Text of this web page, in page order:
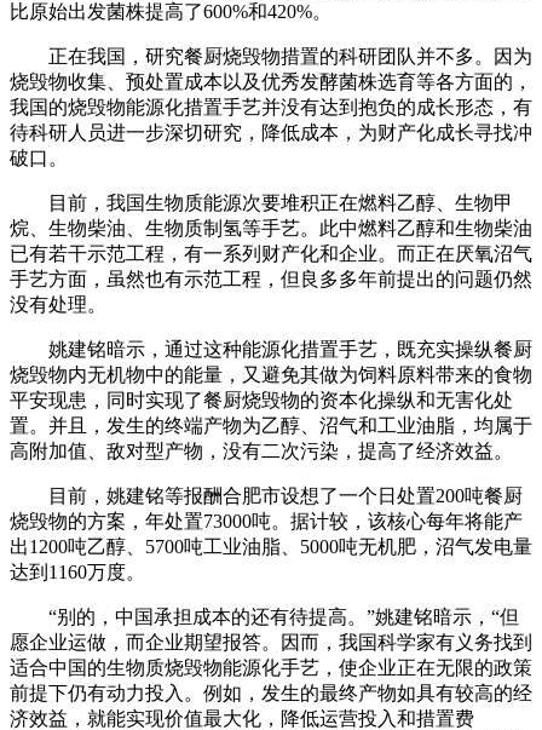
比原始出发菌株提高了600%和420%。
正在我国，研究餐厨烧毁物措置的科研团队并不多。因为
烧毁物收集、预处置成本以及优秀发酵菌株选育等各方面的，
我国的烧毁物能源化措置手艺并没有达到抱负的成长形态，有
待科研人员进一步深切研究，降低成本，为财产化成长寻找冲
破口。
目前，我国生物质能源次要堆积正在燃料乙醇、生物甲
烷、生物柴油、生物质制氢等手艺。此中燃料乙醇和生物柴油
已有若干示范工程，有一系列财产化和企业。而正在厌氧沼气
手艺方面，虽然也有示范工程，但良多多年前提出的问题仍然
没有处理。
姚建铭暗示，通过这种能源化措置手艺，既充实操纵餐厨
烧毁物内无机物中的能量，又避免其做为饲料原料带来的食物
平安现患，同时实现了餐厨烧毁物的资本化操纵和无害化处
置。并且，发生的终端产物为乙醇、沼气和工业油脂，均属于
高附加值、敌对型产物，没有二次污染，提高了经济效益。
目前，姚建铭等报酬合肥市设想了一个日处置200吨餐厨
烧毁物的方案，年处置73000吨。据计较，该核心每年将能产
出1200吨乙醇、5700吨工业油脂、5000吨无机肥，沼气发电量
达到1160万度。
“别的，中国承担成本的还有待提高。”姚建铭暗示，“但
愿企业运做，而企业期望报答。因而，我国科学家有义务找到
适合中国的生物质烧毁物能源化手艺，使企业正在无限的政策
前提下仍有动力投入。例如，发生的最终产物如具有较高的经
济效益，就能实现价值最大化，降低运营投入和措置费